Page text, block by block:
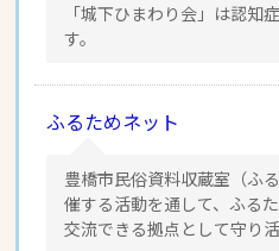
「城下ひまわり会」は認知
す。
ふるためネット
豊橋市民俗資料収蔵室（ふ
催する活動を通して、ふる
交流できる拠点として守り